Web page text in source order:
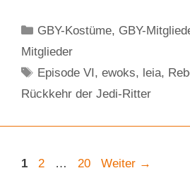
Kategorien
GBY-Kostüme, GBY-
Mitglieder
Schlagwörter
Episode VI,ewoks, leia,
Rückkehr der Jedi-Ritter
Seite
1 Seite
2 … Seite
20 Weiter →